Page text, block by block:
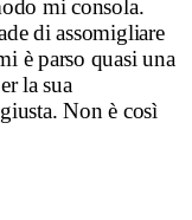
mi consola.
di assomigliare
è parso quasi una
la sua
. Non è così